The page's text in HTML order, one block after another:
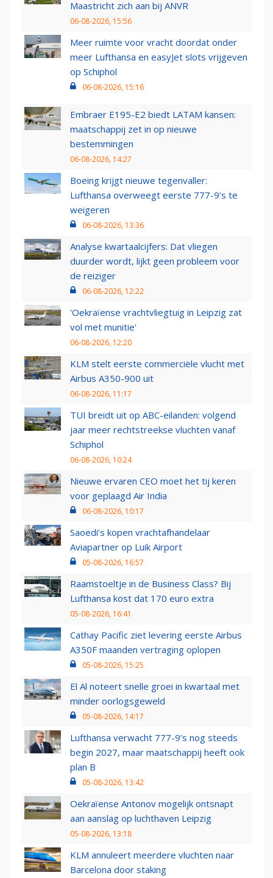
Maastricht zich aan bij ANVR
06-08-2026, 15:56
Meer ruimte voor vracht doordat onder
meer Lufthansa en easyJet slots vrijgeven
op Schiphol
06-08-2026, 15:16
Embraer E195-E2 biedt LATAM kansen:
maatschappij zet in op nieuwe
bestemmingen
06-08-2026, 14:27
Boeing krijgt nieuwe tegenvaller:
Lufthansa overweegt eerste 777-9’s te
weigeren
06-08-2026, 13:36
Analyse kwartaalcijfers: Dat vliegen
duurder wordt, lijkt geen probleem voor
de reiziger
06-08-2026, 12:22
'Oekraïense vrachtvliegtuig in Leipzig zat
vol met munitie'
06-08-2026, 12:20
KLM stelt eerste commerciële vlucht met
Airbus A350-900 uit
06-08-2026, 11:17
TUI breidt uit op ABC-eilanden: volgend
jaar meer rechtstreekse vluchten vanaf
Schiphol
06-08-2026, 10:24
Nieuwe ervaren CEO moet het tij keren
voor geplaagd Air India
06-08-2026, 10:17
Saoedi’s kopen vrachtafhandelaar
Aviapartner op Luik Airport
05-08-2026, 16:57
Raamstoeltje in de Business Class? Bij
Lufthansa kost dat 170 euro extra
05-08-2026, 16:41
Cathay Pacific ziet levering eerste Airbus
A350F maanden vertraging oplopen
05-08-2026, 15:25
El Al noteert snelle groei in kwartaal met
minder oorlogsgeweld
05-08-2026, 14:17
Lufthansa verwacht 777-9’s nog steeds
begin 2027, maar maatschappij heeft ook
plan B
05-08-2026, 13:42
Oekraïense Antonov mogelijk ontsnapt
aan aanslag op luchthaven Leipzig
05-08-2026, 13:18
KLM annuleert meerdere vluchten naar
Barcelona door staking